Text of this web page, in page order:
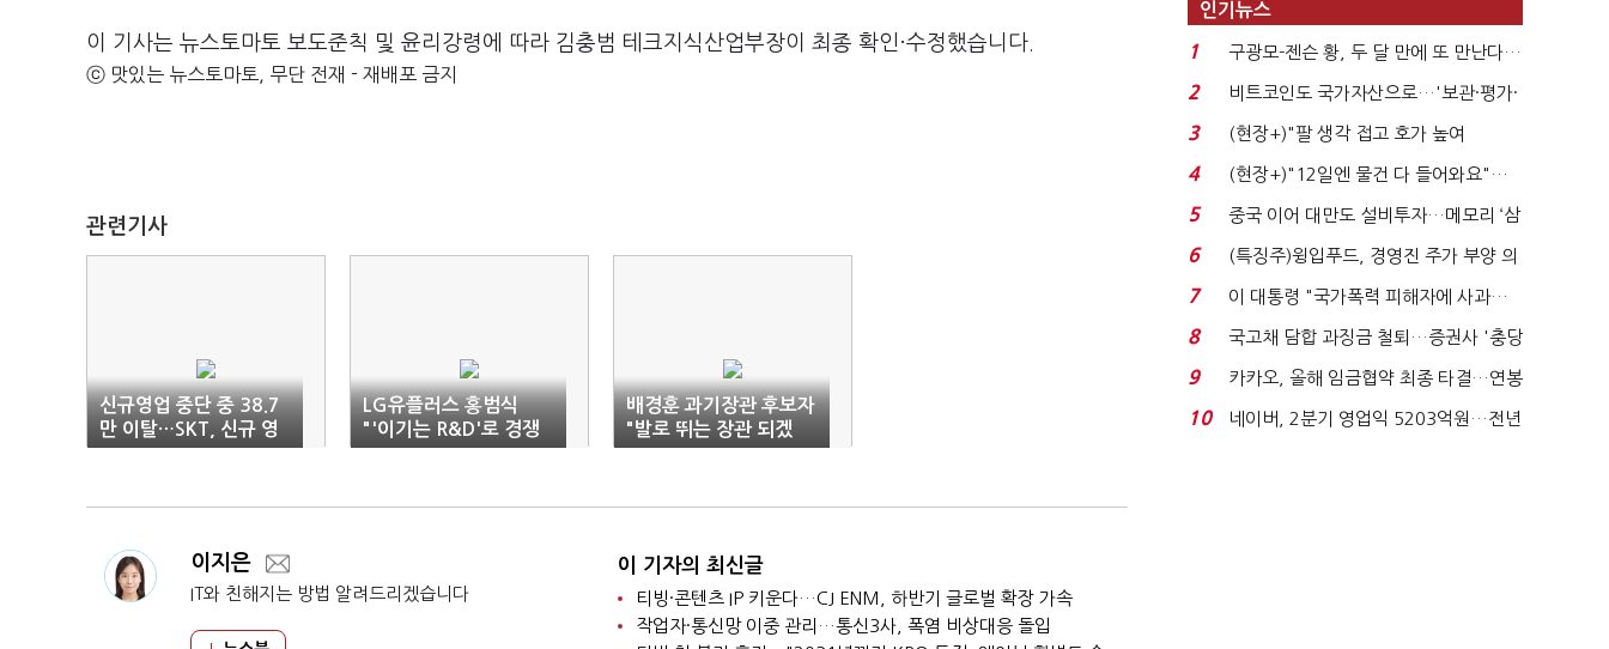
이 기사는 뉴스토마토 보도준칙 및 윤리강령에 따라 김충범 테크지식산업부장이 최종 확인·수정했습니다.
ⓒ 맛있는 뉴스토마토, 무단 전재 - 재배포 금지
관련기사
신규영업 중단 중 38.7
만 이탈…SKT, 신규 영
업 51일만 재개
LG유플러스 홍범식
"'이기는 R&D'로 경쟁
사 넘는다"
배경훈 과기장관 후보자
"발로 뛰는 장관 되겠
다"
이지은
IT와 친해지는 방법 알려드리겠습니다
이 기자의 최신글
티빙·콘텐츠 IP 키운다…CJ ENM, 하반기 글로벌 확장 가속
작업자·통신망 이중 관리…통신3사, 폭염 비상대응 돌입
인기뉴스
1
구광모-젠슨 황, 두 달 만에 또 만난다…
로봇·AI 등 논...
2
비트코인도 국가자산으로…'보관·평가·
처분' 기준은 ...
3
(현장+)"팔 생각 접고 호가 높여
요"…'덜 똘똘한 한 채' 20...
4
(현장+)"12일엔 물건 다 들어와요"…
빈 매대 채우며 문 연 ...
5
중국 이어 대만도 설비투자…메모리 ‘삼
국전쟁’
6
(특징주)윙입푸드, 경영진 주가 부양 의
지에 상한가...
7
이 대통령 "국가폭력 피해자에 사과…
적극적 조사로 진...
8
국고채 담합 과징금 철퇴…증권사 '충당
금 폭탄' 우려...
9
카카오, 올해 임금협약 최종 타결…연봉
6.3% 인상·격려...
10
네이버, 2분기 영업익 5203억원…전년